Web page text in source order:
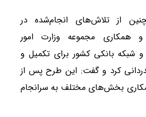
از تلاش‌های انجام‌شده در
همکاری مجموعه وزارت امور
و شبکه بانکی کشور برای تکمیل و
کرد و گفت: این طرح پس از
بخش‌های مختلف به سرانجام